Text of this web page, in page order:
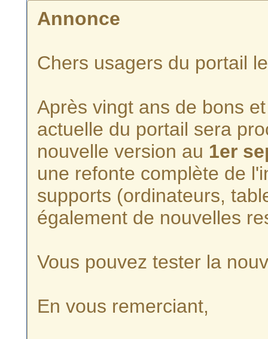
Annonce
Chers usagers du portail
Après vingt ans de bons
actuelle du portail sera
nouvelle version au 1er
une refonte complète de
supports (ordinateurs,
également de nouvelles
Vous pouvez tester la
En vous remerciant,